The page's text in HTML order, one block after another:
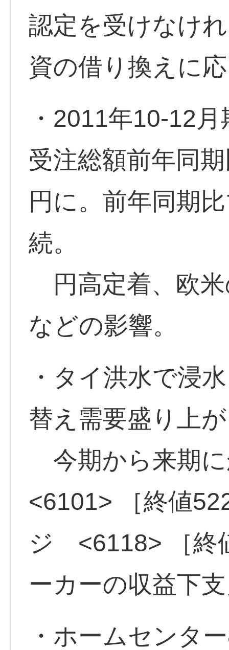
認定を受けなけ
資の借り換えに
・2011年10-12
受注総額前年同
円に。前年同期
続。
円高定着、欧米
などの影響。
・タイ洪水で浸
替え需要盛り上
今期から来期
<6101> ［終値
ジ <6118> ［終
ーカーの収益下
・ホームセンタ